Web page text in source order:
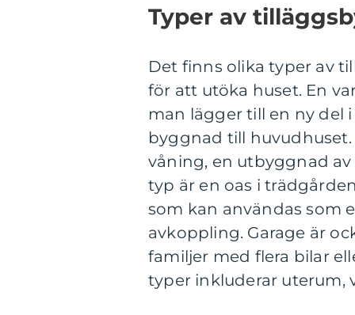
Typer av
Det finns olika typer av
för att utöka huset. En
man lägger till en ny del
byggnad till huvudhuset.
våning, en utbyggnad
typ är en oas i
som kan användas som
avkoppling. Garage är
familjer med flera bilar
typer inkluderar uterum,